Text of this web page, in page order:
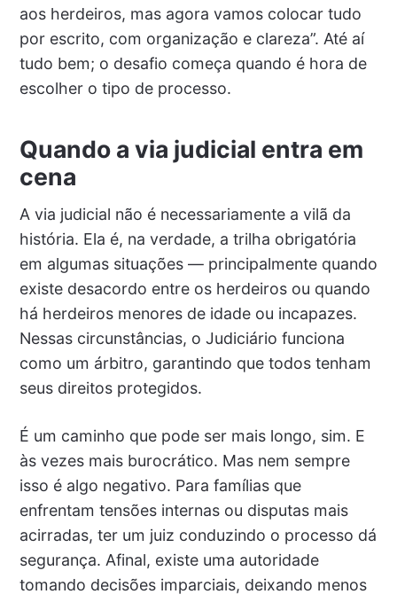
aos herdeiros, mas agora vamos colocar tudo
por escrito, com organização e clareza”. Até aí
tudo bem; o desafio começa quando é hora de
escolher o tipo de processo.
Quando a via judicial entra em
cena
A via judicial não é necessariamente a vilã da
história. Ela é, na verdade, a trilha obrigatória
em algumas situações — principalmente quando
existe desacordo entre os herdeiros ou quando
há herdeiros menores de idade ou incapazes.
Nessas circunstâncias, o Judiciário funciona
como um árbitro, garantindo que todos tenham
seus direitos protegidos.
É um caminho que pode ser mais longo, sim. E
às vezes mais burocrático. Mas nem sempre
isso é algo negativo. Para famílias que
enfrentam tensões internas ou disputas mais
acirradas, ter um juiz conduzindo o processo dá
segurança. Afinal, existe uma autoridade
tomando decisões imparciais, deixando menos